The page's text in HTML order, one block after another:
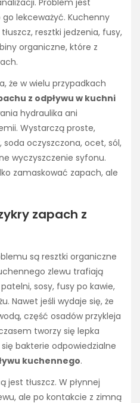
lekceważyć. Kuchenny
resztki jedzenia, fusy,
organiczne, które z
że w wielu przypadkach
z odpływu w kuchni
hydraulika ani
Wystarczą proste,
oczyszczona, ocet, sól,
wyczyszczenie syfonu.
zamaskować zapach, ale
zapach z
są resztki organiczne
zlewu trafiają
sosy, fusy po kawie,
Nawet jeśli wydaje się, że
część osadów przykleja
tworzy się lepka
bakterie odpowiedzialne
kuchennego.
tłuszcz. W płynnej
ale po kontakcie z zimną